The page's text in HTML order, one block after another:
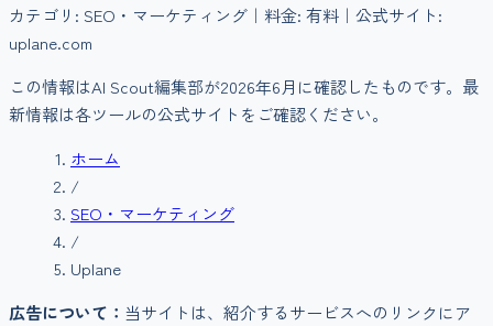
カテゴリ: SEO・マーケティング ｜料金: 有料 ｜公式サイト:
uplane.com
この情報はAI Scout編集部が2026年6月 に確認したものです。最
新情報は各ツールの公式サイトをご確認ください。
ホーム
/
SEO・マーケティング
/
Uplane
広告について： 当サイトは、紹介するサービスへのリンクにア